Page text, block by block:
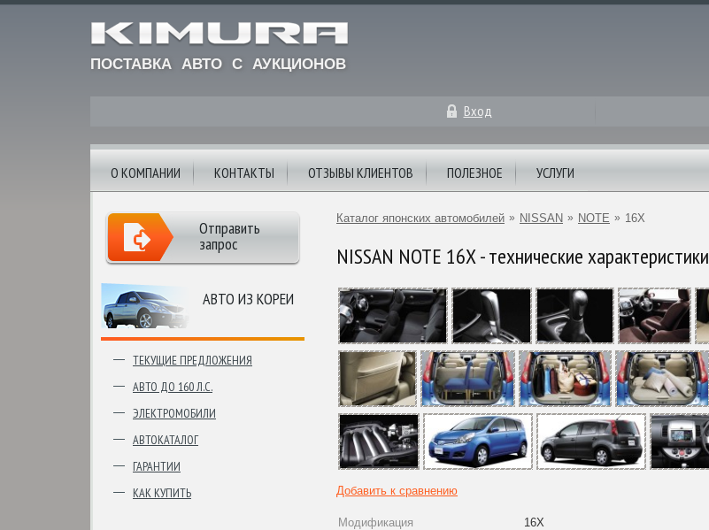
ПОСТАВКА АВТО С АУКЦИОНОВ
Вход
О КОМПАНИИ КОНТАКТЫ ОТЗЫВЫ КЛИЕНТОВ ПОЛЕЗНОЕ УСЛУГИ
АВТО ИЗ КОРЕИ
ТЕКУЩИЕ ПРЕДЛОЖЕНИЯ
АВТО ДО 160 Л.С.
ЭЛЕКТРОМОБИЛИ
АВТОКАТАЛОГ
ГАРАНТИИ
КАК КУПИТЬ
Отправить
запрос
Каталог японских автомобилей » NISSAN » NOTE » 16X
NISSAN NOTE 16X - технические характеристики
Добавить к сравнению
Модификация
16X